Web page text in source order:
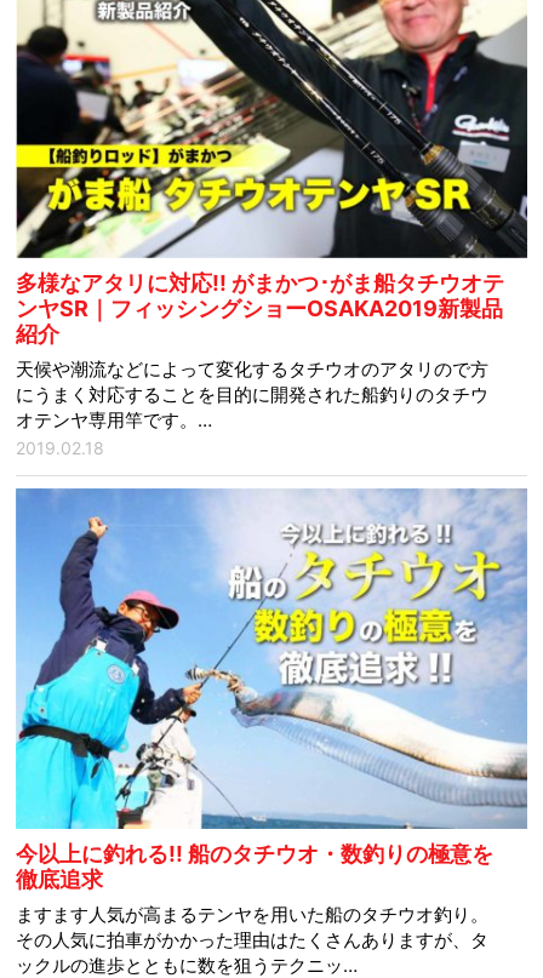
多様なアタリに対応!! がまかつ･がま船タチウオテ
ンヤSR｜フィッシングショーOSAKA2019新製品
紹介
天候や潮流などによって変化するタチウオのアタリので方
にうまく対応することを目的に開発された船釣りのタチウ
オテンヤ専用竿です。…
2019.02.18
今以上に釣れる!! 船のタチウオ・数釣りの極意を
徹底追求
ますます人気が高まるテンヤを用いた船のタチウオ釣り。
その人気に拍車がかかった理由はたくさんありますが、タ
ックルの進歩とともに数を狙うテクニッ…